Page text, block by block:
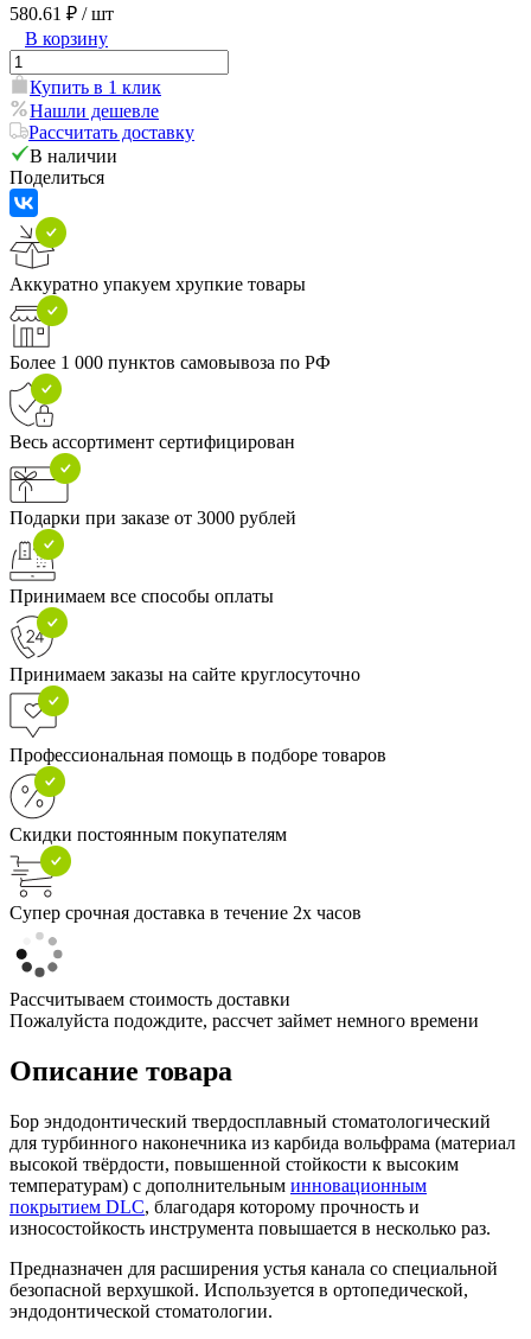
580.61 ₽ / шт
В корзину
Купить в 1 клик
Нашли дешевле
Рассчитать доставку
В наличии
Поделиться
Аккуратно упакуем хрупкие товары
Более 1 000 пунктов самовывоза по РФ
Весь ассортимент сертифицирован
Подарки при заказе от 3000 рублей
Принимаем все способы оплаты
Принимаем заказы на сайте круглосуточно
Профессиональная помощь в подборе товаров
Скидки постоянным покупателям
Супер срочная доставка в течение 2х часов
Рассчитываем стоимость доставки
Пожалуйста подождите, рассчет займет немного времени
Описание товара
Бор эндодонтический твердосплавный стоматологический
для турбинного наконечника из карбида вольфрама (материал
высокой твёрдости, повышенной стойкости к высоким
температурам) с дополнительным инновационным
покрытием DLC, благодаря которому прочность и
износостойкость инструмента повышается в несколько раз.
Предназначен для расширения устья канала со специальной
безопасной верхушкой. Используется в ортопедической,
эндодонтической стоматологии.